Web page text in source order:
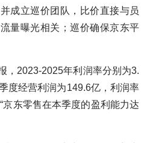
成立巡价团队，比价直接与员
量曝光相关；巡价确保京东平
，2023-2025年利润率分别为3.
度经营利润为149.6亿，利润率
京东零售在本季度的盈利能力达